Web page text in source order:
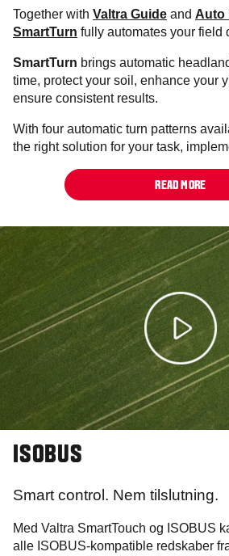
Together with Valtra Guide and Auto
SmartTurn fully automates your field
SmartTurn brings automatic
time, protect your soil, enhance your
ensure consistent results.
With four automatic turn patterns
the right solution for your task,
READ MORE
ISOBUS
Smart control. Nem tilslutning.
Med Valtra SmartTouch og ISOBUS
alle ISOBUS-kompatible redskaber